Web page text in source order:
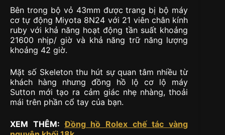
Bên trong bộ vỏ 43mm được trang bị bộ máy
cơ tự động Miyota 8N24 với 21 viên chân kính
ruby với khả năng hoạt động tần suất khoảng
21600 nhịp/ giờ và khả năng trữ năng lượng
khoảng 42 giờ.
Mặt số Skeleton thu hút sự quan tâm nhiều từ
khách hàng nhưng đồng hồ lộ cơ lộ máy
Sutton mới tạo ra cảm giác nhẹ nhàng, thoải
mái trên phần cổ tay của bạn.
XEM THÊM:Đồng hồ Rolex chế tác vàng